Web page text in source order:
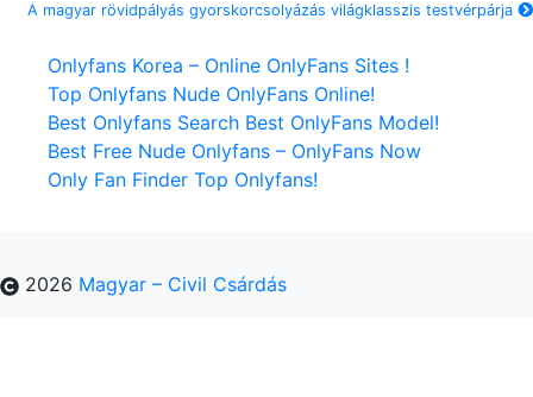
A magyar rövidpályás gyorskorcsolyázás világklasszis testvérpárja
Onlyfans Korea – Online OnlyFans Sites !
Top Onlyfans Nude OnlyFans Online!
Best Onlyfans Search Best OnlyFans Model!
Best Free Nude Onlyfans – OnlyFans Now
Only Fan Finder Top Onlyfans!
2026 Magyar – Civil Csárdás